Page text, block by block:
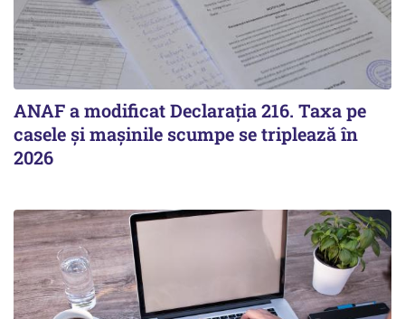
ANAF a modificat Declarația 216. Taxa pe
casele și mașinile scumpe se triplează în
2026